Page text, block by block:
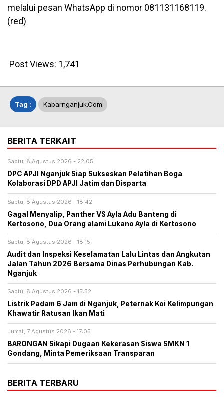
melalui pesan WhatsApp di nomor 081131168119.
(red)
Post Views: 1,741
Tag : Kabarnganjuk.com
BERITA TERKAIT
Sabtu, 8 Agustus 2026 - 22:05
DPC APJI Nganjuk Siap Sukseskan Pelatihan Boga
Kolaborasi DPD APJI Jatim dan Disparta
Sabtu, 8 Agustus 2026 - 18:42
Gagal Menyalip, Panther VS Ayla Adu Banteng di
Kertosono, Dua Orang alami Lukano Ayla di Kertosono
Sabtu, 8 Agustus 2026 - 18:15
Audit dan Inspeksi Keselamatan Lalu Lintas dan Angkutan
Jalan Tahun 2026 Bersama Dinas Perhubungan Kab.
Nganjuk
Sabtu, 8 Agustus 2026 - 15:52
Listrik Padam 6 Jam di Nganjuk, Peternak Koi Kelimpungan
Khawatir Ratusan Ikan Mati
Jumat, 7 Agustus 2026 - 17:05
BARONGAN Sikapi Dugaan Kekerasan Siswa SMKN 1
Gondang, Minta Pemeriksaan Transparan
BERITA TERBARU